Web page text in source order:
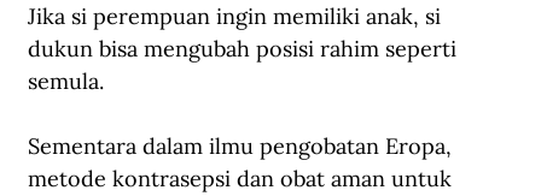
Jika si perempuan ingin memiliki anak, si
dukun bisa mengubah posisi rahim seperti
semula.
Sementara dalam ilmu pengobatan Eropa,
metode kontrasepsi dan obat aman untuk